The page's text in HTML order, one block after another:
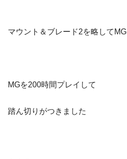
マウント＆ブレード2を略してMG
MGを200時間プレイして
踏ん切りがつきました